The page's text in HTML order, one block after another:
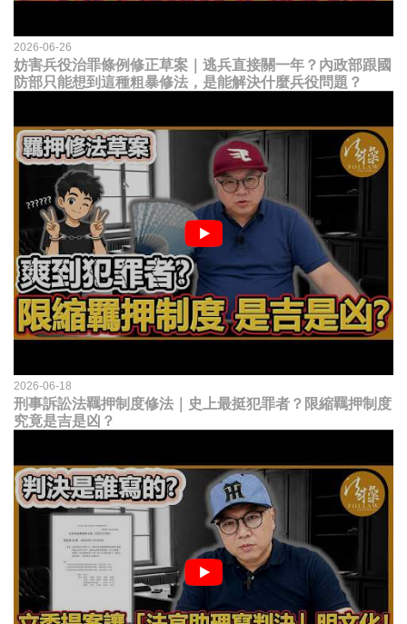
2026-06-26
妨害兵役治罪條例修正草案｜逃兵直接關一年？內政部跟國
防部只能想到這種粗暴修法，是能解決什麼兵役問題？
2026-06-18
刑事訴訟法羈押制度修法｜史上最挺犯罪者？限縮羈押制度
究竟是吉是凶？